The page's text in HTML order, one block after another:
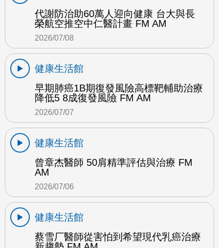
代謝防治助60萬人迎向健康 台大與長
榮航空推空中仁醫計畫 FM AM
2026/07/08
健康生活館
早期肺癌1B期復發風險高標靶輔助治療
降低5 8成復發風險 FM AM
2026/07/07
健康生活館
曾章杰醫師 50肩精準評估與治療 FM
AM
2026/07/06
健康生活館
蔡雪厂醫師從害怕到希望現代乳癌治療